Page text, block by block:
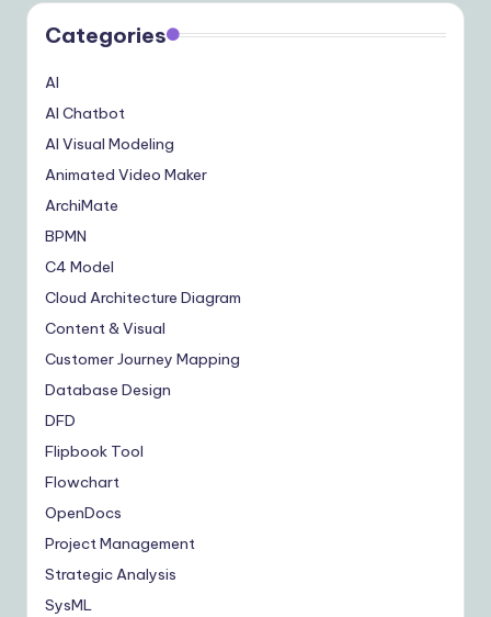
Categories
AI
AI Chatbot
AI Visual Modeling
Animated Video Maker
ArchiMate
BPMN
C4 Model
Cloud Architecture Diagram
Content & Visual
Customer Journey Mapping
Database Design
DFD
Flipbook Tool
Flowchart
OpenDocs
Project Management
Strategic Analysis
SysML